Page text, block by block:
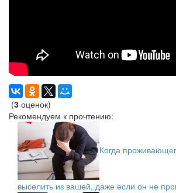
(3 оценок)
Рекомендуем к прочтению:
Когда
выселить из вашей, даже если он не